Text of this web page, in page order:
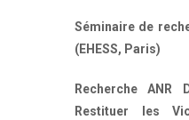
Séminaire de
(EHESS, Paris)
Recherche ANR
Restituer les